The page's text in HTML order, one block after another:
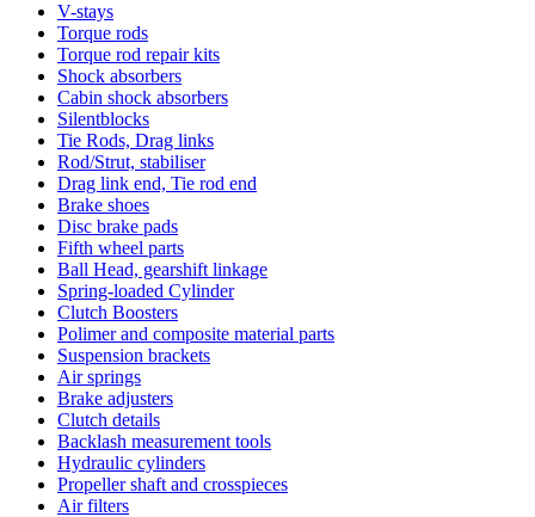
V-stays
Torque rods
Torque rod repair kits
Shock absorbers
Cabin shock absorbers
Silentblocks
Tie Rods, Drag links
Rod/Strut, stabiliser
Drag link end, Tie rod end
Brake shoes
Disc brake pads
Fifth wheel parts
Ball Head, gearshift linkage
Spring-loaded Cylinder
Clutch Boosters
Polimer and composite material parts
Suspension brackets
Air springs
Brake adjusters
Clutch details
Backlash measurement tools
Hydraulic cylinders
Propeller shaft and crosspieces
Air filters